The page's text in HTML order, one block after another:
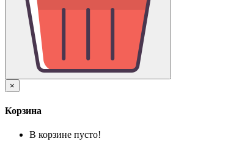
×
Корзина
В корзине пусто!